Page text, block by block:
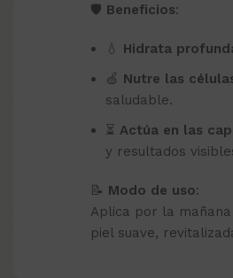
🛡️ Beneficios:
💧 Hidrata
🍏 Nutre las
saludable.
⏳ Actúa en las
y resultados
📝 Modo de uso:
Aplica por la
piel suave,